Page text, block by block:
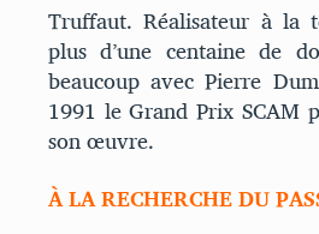
Truffaut. Réalisateur à la
plus d’une centaine de
beaucoup avec Pierre
1991 le Grand Prix SCAM
son œuvre.
À LA RECHERCHE DU